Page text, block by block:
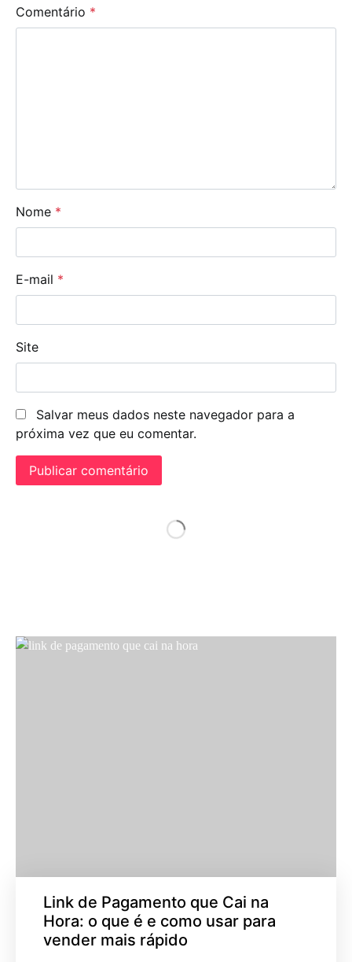
Comentário *
Nome *
E-mail *
Site
Salvar meus dados neste navegador para a
próxima vez que eu comentar.
Link de Pagamento que Cai na
Hora: o que é e como usar para
vender mais rápido